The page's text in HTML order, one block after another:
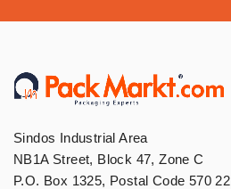
Sindos Industrial Area
NB1A Street, Block 47, Zone C
P.O. Box 1325, Postal Code 570 22